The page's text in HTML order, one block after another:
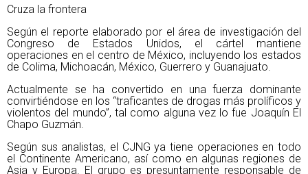
Cruza la frontera
Según el reporte elaborado por el área de investigación del
Congreso de Estados Unidos, el cártel mantiene
operaciones en el centro de México, incluyendo los estados
de Colima, Michoacán, México, Guerrero y Guanajuato.
Actualmente se ha convertido en una fuerza dominante
convirtiéndose en los “traficantes de drogas más prolíficos y
violentos del mundo”, tal como alguna vez lo fue Joaquín El
Chapo Guzmán.
Según sus analistas, el CJNG ya tiene operaciones en todo
el Continente Americano, así como en algunas regiones de
Asia y Europa. El grupo es presuntamente responsable de